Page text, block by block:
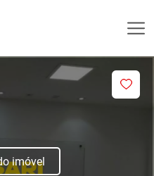
imóvel